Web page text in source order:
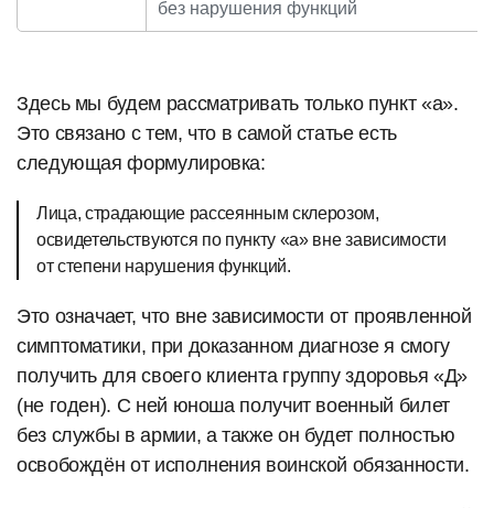
без нарушения функций
Здесь мы будем рассматривать только пункт «а».
Это связано с тем, что в самой статье есть
следующая формулировка:
Лица, страдающие рассеянным склерозом,
освидетельствуются по пункту «а» вне зависимости
от степени нарушения функций.
Это означает, что вне зависимости от проявленной
симптоматики, при доказанном диагнозе я смогу
получить для своего клиента группу здоровья «Д»
(не годен). С ней юноша получит военный билет
без службы в армии, а также он будет полностью
освобождён от исполнения воинской обязанности.